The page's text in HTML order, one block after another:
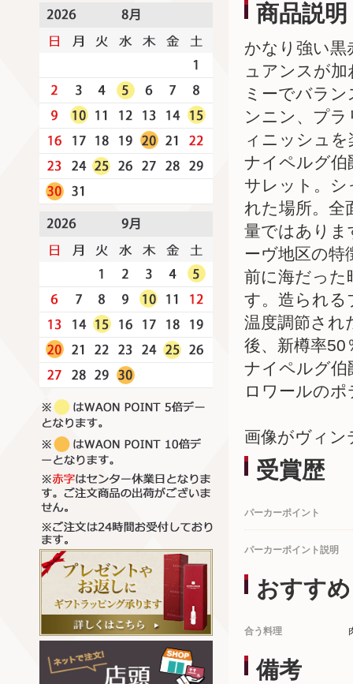
商品説明
かなり強い黒
ュアンスが
ミーでバラ
ンニン、プ
ィニッシュ
ナイペルグ伯
サレット。シ
れた場所。全
量ではありま
ーヴ地区の特
前に海だった
す。造られる
温度調節され
後、新樽率
ナイペルグ伯
ロワールの
画像がヴィン
受賞歴
パーカーポイント
パーカーポイント説明
おすすめ
合う料理
備考